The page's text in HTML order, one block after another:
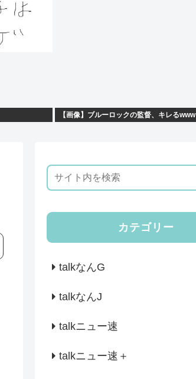
【画像】ブルーロックの監督、キレるwww
カテゴリー
talkなんG
talkなんJ
talkニュー速
talkニュー速＋